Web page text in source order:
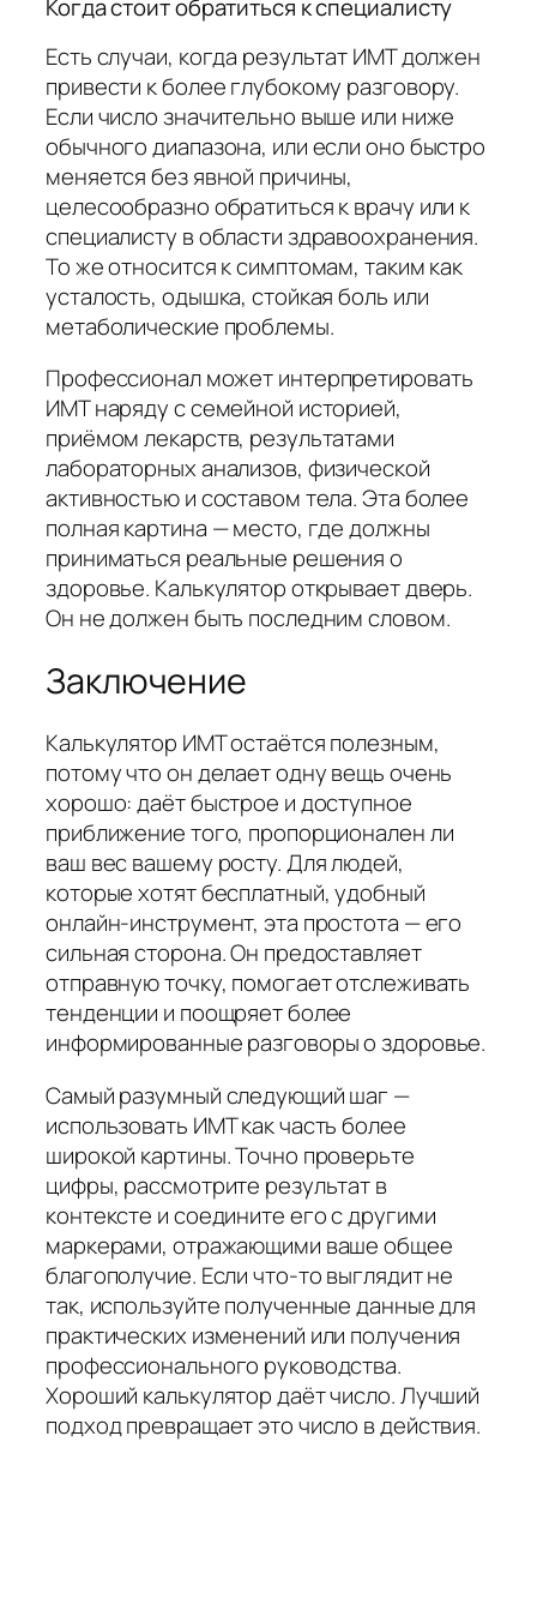
Когда стоит обратиться к специалисту
Есть случаи, когда результат ИМТ должен
привести к более глубокому разговору.
Если число значительно выше или ниже
обычного диапазона, или если оно быстро
меняется без явной причины,
целесообразно обратиться к врачу или к
специалисту в области здравоохранения.
То же относится к симптомам, таким как
усталость, одышка, стойкая боль или
метаболические проблемы.
Профессионал может интерпретировать
ИМТ наряду с семейной историей,
приёмом лекарств, результатами
лабораторных анализов, физической
активностью и составом тела. Эта более
полная картина — место, где должны
приниматься реальные решения о
здоровье. Калькулятор открывает дверь.
Он не должен быть последним словом.
Заключение
Калькулятор ИМТ остаётся полезным,
потому что он делает одну вещь очень
хорошо: даёт быстрое и доступное
приближение того, пропорционален ли
ваш вес вашему росту. Для людей,
которые хотят бесплатный, удобный
онлайн-инструмент, эта простота — его
сильная сторона. Он предоставляет
отправную точку, помогает отслеживать
тенденции и поощряет более
информированные разговоры о здоровье.
Самый разумный следующий шаг —
использовать ИМТ как часть более
широкой картины. Точно проверьте
цифры, рассмотрите результат в
контексте и соедините его с другими
маркерами, отражающими ваше общее
благополучие. Если что-то выглядит не
так, используйте полученные данные для
практических изменений или получения
профессионального руководства.
Хороший калькулятор даёт число. Лучший
подход превращает это число в действия.